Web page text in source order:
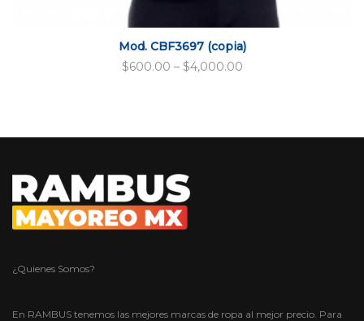
Mod. CBF3697 (copia)
$600.00 – $4,000.00
¿Quienes Somos?
En RAMBUS tenemos las mejores marcas de ropa al mejor precio. Para